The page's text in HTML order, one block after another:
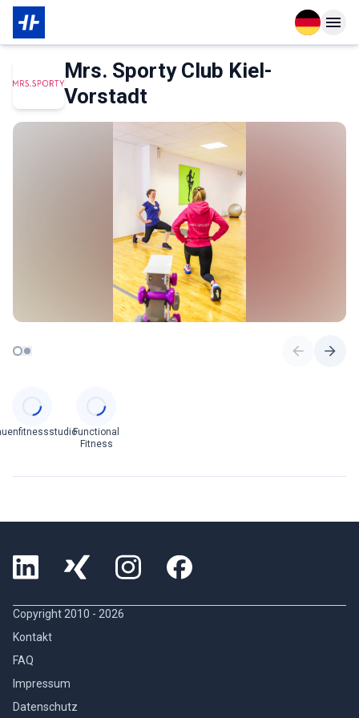
OpenOpen
Das Wichtigste zur Mitgliedschaft
Mrs. Sporty Club Kiel-
Vorstadt
Functional
Fitness
Copyright 2010 - 2026
Kontakt
FAQ
Impressum
Datenschutz